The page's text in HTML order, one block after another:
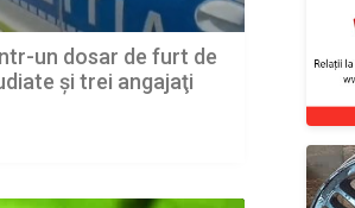
un dosar de furt de
și trei angajaţi